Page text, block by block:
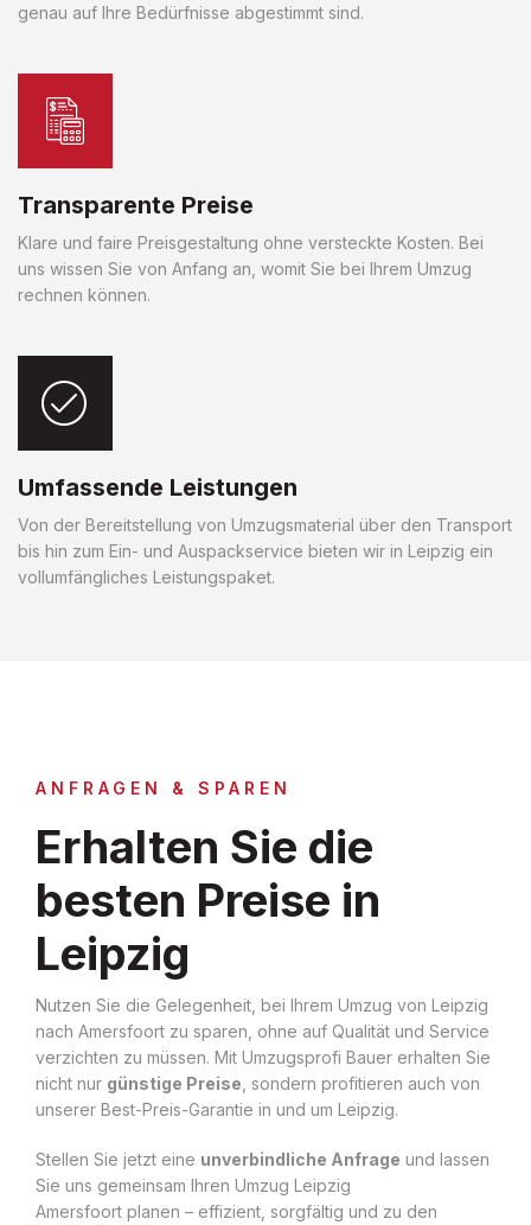
genau auf Ihre Bedürfnisse abgestimmt sind.
Transparente Preise
Klare und faire Preisgestaltung ohne versteckte Kosten. Bei
uns wissen Sie von Anfang an, womit Sie bei Ihrem Umzug
rechnen können.
Umfassende Leistungen
Von der Bereitstellung von Umzugsmaterial über den Transport
bis hin zum Ein- und Auspackservice bieten wir in Leipzig ein
vollumfängliches Leistungspaket.
ANFRAGEN & SPAREN
Erhalten Sie die
besten Preise in
Leipzig
Nutzen Sie die Gelegenheit, bei Ihrem Umzug von Leipzig
nach Amersfoort zu sparen, ohne auf Qualität und Service
verzichten zu müssen. Mit Umzugsprofi Bauer erhalten Sie
nicht nur günstige Preise , sondern profitieren auch von
unserer Best-Preis-Garantie in und um Leipzig.
Stellen Sie jetzt eine unverbindliche Anfrage und lassen
Sie uns gemeinsam Ihren Umzug Leipzig
Amersfoort planen – effizient, sorgfältig und zu den